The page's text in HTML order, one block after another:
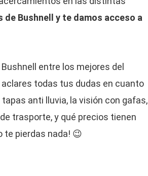
Bushnell y te damos acceso a
entre los mejores del
todas tus dudas en cuanto
anti lluvia, la visión con gafas,
trasporte, y qué precios tienen
te pierdas nada! 😉